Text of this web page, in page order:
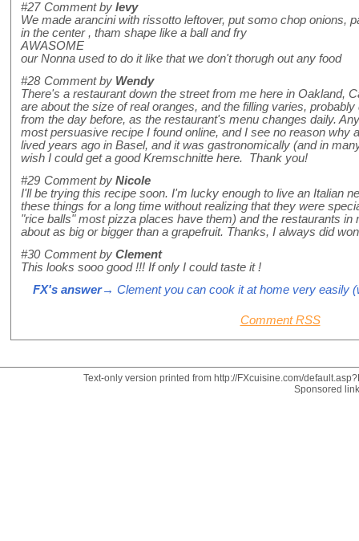
#27 Comment by levy
We made arancini with rissotto leftover, put somo chop onions,
in the center , tham shape like a ball and fry
AWASOME
our Nonna used to do it like that we don't thorugh out any food
#28 Comment by Wendy
There's a restaurant down the street from me here in Oakland,
are about the size of real oranges, and the filling varies,
from the day before, as the restaurant's menu changes daily.
most persuasive recipe I found online, and I see no reason
lived years ago in Basel, and it was gastronomically (and in
wish I could get a good Kremschnitte here. Thank you!
#29 Comment by Nicole
I'll be trying this recipe soon. I'm lucky enough to live an Italian
these things for a long time without realizing that they were
"rice balls" most pizza places have them) and the restaurants
about as big or bigger than a grapefruit. Thanks, I always did
#30 Comment by Clement
This looks sooo good !!! If only I could taste it !
FX's answer→ Clement you can cook it at home very easily
Comment RSS
Text-only version printed from http://FXcuisine.com/
Sponsored